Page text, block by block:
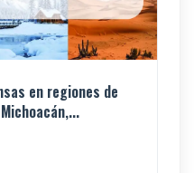
en regiones de